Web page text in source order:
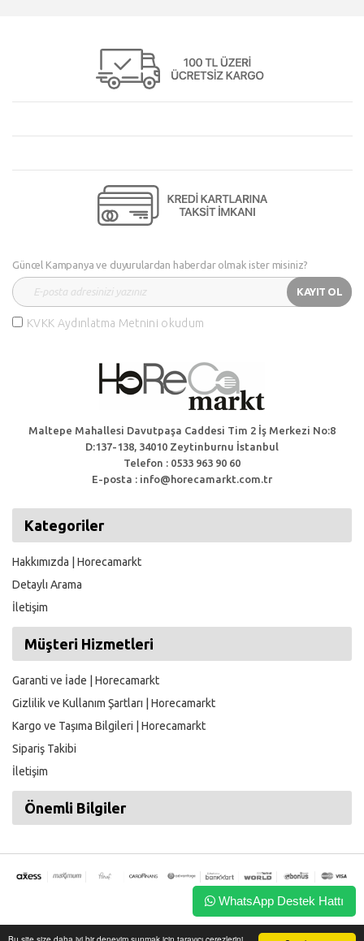
Güncel Kampanya ve duyurulardan haberdar olmak ister misiniz?
KAYIT OL
KVKK Aydınlatma Metnini okudum
Maltepe Mahallesi Davutpaşa Caddesi Tim 2 İş Merkezi No:8
D:137-138, 34010 Zeytinburnu İstanbul
Telefon : 0533 963 90 60
E-posta : info@horecamarkt.com.tr
Kategoriler
Hakkımızda | Horecamarkt
Detaylı Arama
İletişim
Müşteri Hizmetleri
Garanti ve İade | Horecamarkt
Gizlilik ve Kullanım Şartları | Horecamarkt
Kargo ve Taşıma Bilgileri | Horecamarkt
Sipariş Takibi
İletişim
Önemli Bilgiler
Her Hakkı Saklıdır. Bu sitede ki ürünler ve fiyatlar izinsiz başka
WhatsApp Destek Hattı